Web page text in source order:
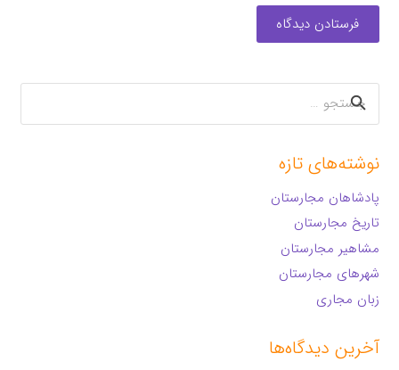
فرستادن دیدگاه
جستجو
برای:
نوشته‌های تازه
پادشاهان مجارستان
تاریخ مجارستان
مشاهیر مجارستان
شهرهای مجارستان
زبان مجاری
آخرین دیدگاه‌ها